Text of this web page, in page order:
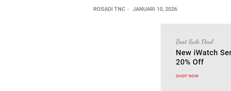
ROSADI TNC JANUARI 10, 2026